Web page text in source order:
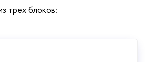
трех блоков: